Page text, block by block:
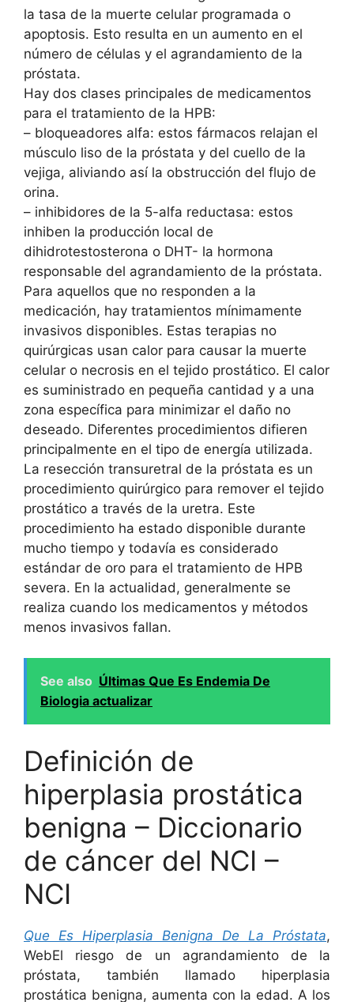
la tasa de la muerte celular programada o
apoptosis. Esto resulta en un aumento en el
número de células y el agrandamiento de la
próstata.
Hay dos clases principales de medicamentos
para el tratamiento de la HPB:
– bloqueadores alfa: estos fármacos relajan el
músculo liso de la próstata y del cuello de la
vejiga, aliviando así la obstrucción del flujo de
orina.
– inhibidores de la 5-alfa reductasa: estos
inhiben la producción local de
dihidrotestosterona o DHT- la hormona
responsable del agrandamiento de la próstata.
Para aquellos que no responden a la
medicación, hay tratamientos mínimamente
invasivos disponibles. Estas terapias no
quirúrgicas usan calor para causar la muerte
celular o necrosis en el tejido prostático. El calor
es suministrado en pequeña cantidad y a una
zona específica para minimizar el daño no
deseado. Diferentes procedimientos difieren
principalmente en el tipo de energía utilizada.
La resección transuretral de la próstata es un
procedimiento quirúrgico para remover el tejido
prostático a través de la uretra. Este
procedimiento ha estado disponible durante
mucho tiempo y todavía es considerado
estándar de oro para el tratamiento de HPB
severa. En la actualidad, generalmente se
realiza cuando los medicamentos y métodos
menos invasivos fallan.
See also Últimas Que Es Endemia De
Biologia actualizar
Definición de
hiperplasia prostática
benigna – Diccionario
de cáncer del NCI –
NCI
Que Es Hiperplasia Benigna De La Próstata,
WebEl riesgo de un agrandamiento de la
próstata, también llamado hiperplasia
prostática benigna, aumenta con la edad. A los